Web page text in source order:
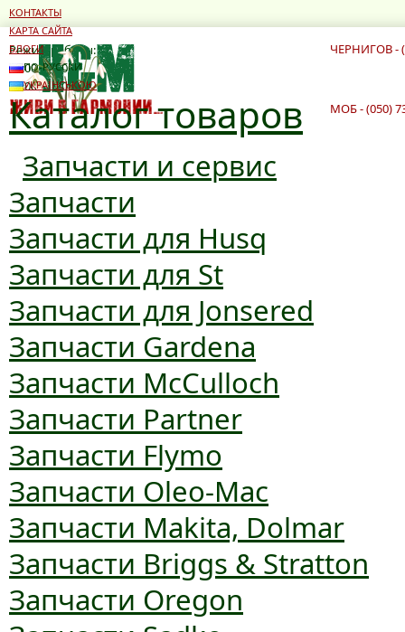
Режим работы:
10:00 - 19:00
10:00 - 16:00
ЧЕРНИГОВ -
Каталог товаров
Запчасти и сервис
Запчасти
Запчасти для Husq
Запчасти для St
Запчасти для Jonsered
Запчасти Gardena
Запчасти McCulloch
Запчасти Partner
Запчасти Flymo
Запчасти Oleo-Mac
Запчасти Makita, Dolmar
Запчасти Briggs & Stratton
Запчасти Oregon
МОБ - (050)
КОНТАКТЫ
КАРТА САЙТА
БЛОГИ
ПО-РУССКИ
УКРАЇНСЬКОЮ